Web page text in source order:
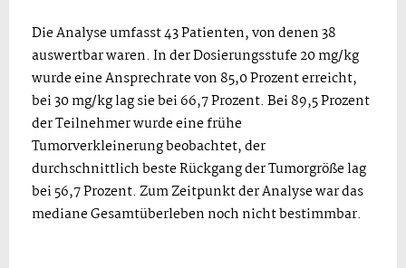
Die Analyse umfasst 43 Patienten, von denen 38
auswertbar waren. In der Dosierungsstufe 20 mg/kg
wurde eine Ansprechrate von 85,0 Prozent erreicht,
bei 30 mg/kg lag sie bei 66,7 Prozent. Bei 89,5 Prozent
der Teilnehmer wurde eine frühe
Tumorverkleinerung beobachtet, der
durchschnittlich beste Rückgang der Tumorgröße lag
bei 56,7 Prozent. Zum Zeitpunkt der Analyse war das
mediane Gesamtüberleben noch nicht bestimmbar.